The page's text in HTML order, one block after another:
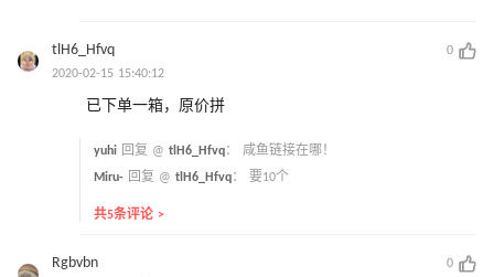
tlH6_Hfvq
0
2020-02-15 15:40:12
已下单一箱，原价拼
yuhi 回复 @ tlH6_Hfvq： 咸鱼链接在哪！
Miru- 回复 @ tlH6_Hfvq： 要10个
共5条评论 >
Rgbvbn
0